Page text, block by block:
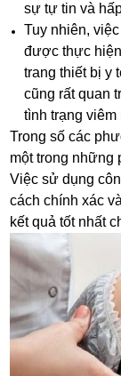
sự tự tin và
Tuy nhiên, việc
được thực
trang thiết bị y
cũng rất quan
tình trạng viêm
Trong số các
một trong những
Việc sử dụng
cách chính xác
kết quả tốt nhất